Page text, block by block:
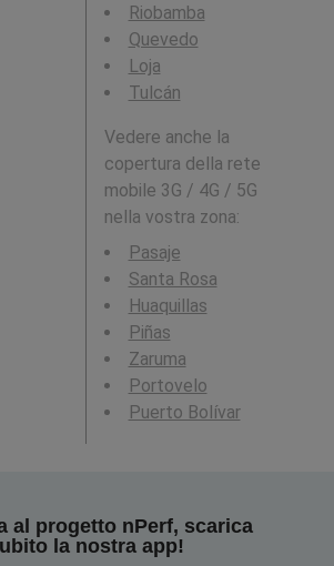
Riobamba
Quevedo
Loja
Tulcán
Vedere anche la
copertura della rete
mobile 3G / 4G / 5G
nella vostra zona:
Pasaje
Santa Rosa
Huaquillas
Piñas
Zaruma
Portovelo
Puerto Bolívar
al progetto nPerf, scarica
la nostra app!